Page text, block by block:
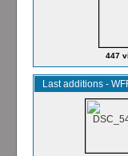
447
Last additions -